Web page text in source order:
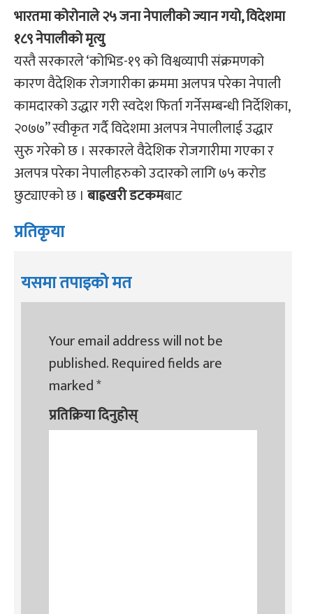
भारतमा कोरोनाले २५ जना नेपालीको ज्यान गयो, विदेशमा
१८९ नेपालीको मृत्यु
यस्तै सरकारले ‘कोभिड-१९ को विश्वव्यापी संक्रमणको
कारण वैदेशिक रोजगारीका क्रममा अलपत्र परेका नेपाली
कामदारको उद्धार गरी स्वदेश फिर्ता गर्नेसम्बन्धी निर्देशिका,
२०७७” स्वीकृत गर्दै विदेशमा अलपत्र नेपालीलाई उद्धार
सुरु गरेको छ । सरकारले वैदेशिक रोजगारीमा गएका र
अलपत्र परेका नेपालीहरुको उदारको लागि ७५ करोड
छुट्याएको छ । बाह्रखरी डटकमबाट
प्रतिकृया
यसमा तपाइको मत
Your email address will not be
published.Required fields are
marked*
प्रतिक्रिया दिनुहोस्